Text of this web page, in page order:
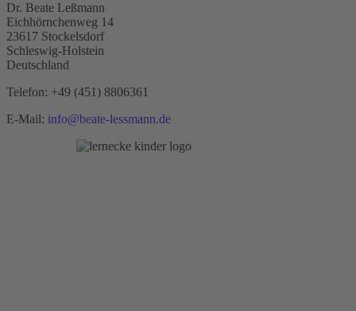
Dr. Beate Leßmann
Eichhörnchenweg 14
23617 Stockelsdorf
Schleswig-Holstein
Deutschland
Telefon: +49 (451) 8806361
E-Mail: info@beate-lessmann.de